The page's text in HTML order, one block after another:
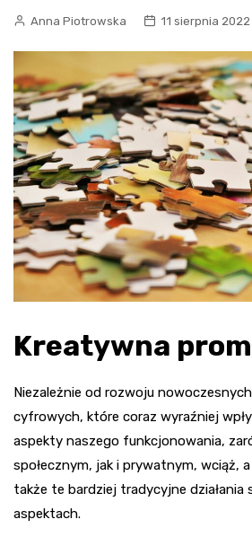
Anna Piotrowska 11 sierpnia 2022
Kreatywna
Niezależnie od rozwoju
cyfrowych, które coraz wyraźniej
aspekty naszego funkcjonowania,
społecznym, jak i prywatnym, wciąż,
także te bardziej tradycyjne działania
aspektach.